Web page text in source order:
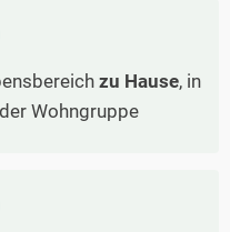
zu Hause, in
Wohngruppe